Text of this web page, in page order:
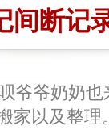
间断记
爷爷奶奶
家以及整理